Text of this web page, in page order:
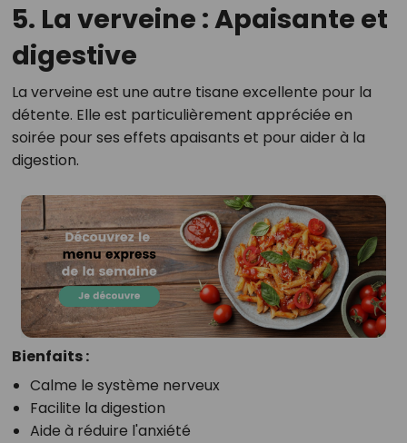
5. La verveine : Apaisante et
digestive
La verveine est une autre tisane excellente pour la
détente. Elle est particulièrement appréciée en
soirée pour ses effets apaisants et pour aider à la
digestion.
Bienfaits :
Calme le système nerveux
Facilite la digestion
Aide à réduire l'anxiété